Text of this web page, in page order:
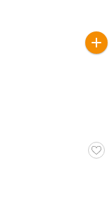
アナッツ もも
い。